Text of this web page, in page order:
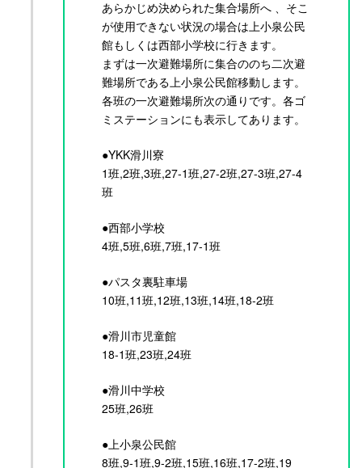
あらかじめ決められた集合場所へ 、そこ
が使用できない状況の場合は上小泉公民
館もしくは西部小学校に行きます。
まずは一次避難場所に集合ののち二次避
難場所である上小泉公民館移動します。
各班の一次避難場所次の通りです。各ゴ
ミステーションにも表示してあります。
●YKK滑川寮
1班,2班,3班,27-1班,27-2班,27-3班,27-4
班
●西部小学校
4班,5班,6班,7班,17-1班
●パスタ裏駐車場
10班,11班,12班,13班,14班,18-2班
●滑川市児童館
18-1班,23班,24班
●滑川中学校
25班,26班
●上小泉公民館
8班,9-1班,9-2班,15班,16班,17-2班,19